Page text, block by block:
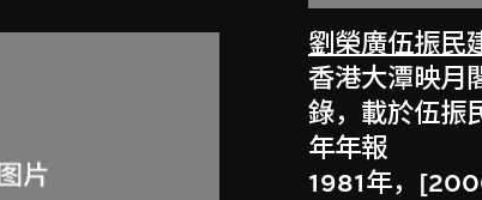
劉榮廣伍振民
香港大潭映月
錄，載於伍振
年年報
1981年，